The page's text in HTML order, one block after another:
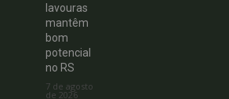
lavouras
mantêm
bom
potencial
no RS
7 de agosto
de 2026